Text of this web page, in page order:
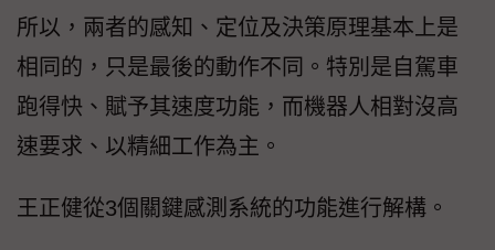
所以，兩者的感知、定位及決策原理基本上是
相同的，只是最後的動作不同。特別是自駕車
跑得快、賦予其速度功能，而機器人相對沒高
速要求、以精細工作為主。
王正健從3個關鍵感測系統的功能進行解構。